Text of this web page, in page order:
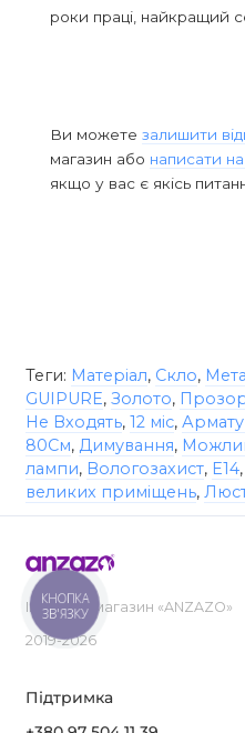
роки праці, найкращий
Ви можете залишити
магазин або написати
якщо у вас є якісь
Теги: Матеріал, Скло,
GUIPURE, Золото,
Не Входять, 12 міс,
80См, Димування,
лампи, Вологозахист, E14,
великих приміщень,
Інтернет-магазин «ANZAZO»
2019-2026
Підтримка
КНОПКА
ЗВ'ЯЗКУ